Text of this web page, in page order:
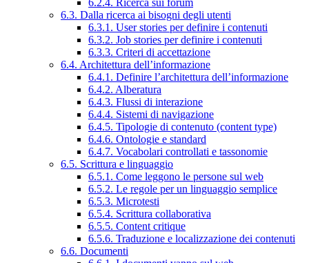
6.2.4. Ricerca sui forum
6.3. Dalla ricerca ai bisogni degli utenti
6.3.1. User stories per definire i contenuti
6.3.2. Job stories per definire i contenuti
6.3.3. Criteri di accettazione
6.4. Architettura dell’informazione
6.4.1. Definire l’architettura dell’informazione
6.4.2. Alberatura
6.4.3. Flussi di interazione
6.4.4. Sistemi di navigazione
6.4.5. Tipologie di contenuto (content type)
6.4.6. Ontologie e standard
6.4.7. Vocabolari controllati e tassonomie
6.5. Scrittura e linguaggio
6.5.1. Come leggono le persone sul web
6.5.2. Le regole per un linguaggio semplice
6.5.3. Microtesti
6.5.4. Scrittura collaborativa
6.5.5. Content critique
6.5.6. Traduzione e localizzazione dei contenuti
6.6. Documenti